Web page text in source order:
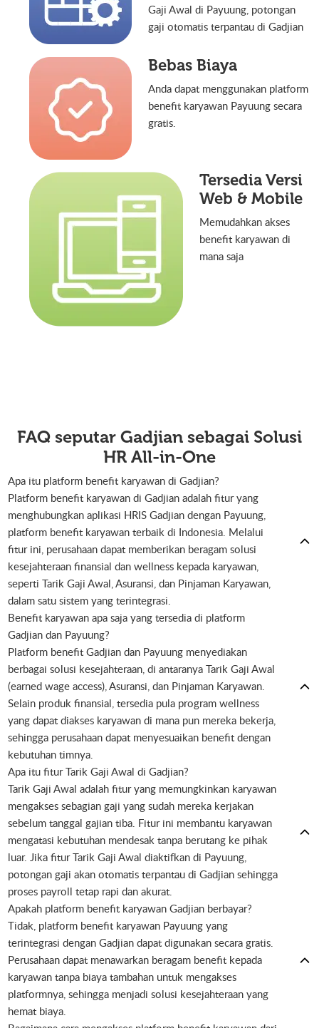
Gaji Awal di Payuung, potongan
gaji otomatis terpantau di Gadjian
Bebas Biaya
Anda dapat menggunakan platform
benefit karyawan Payuung secara
gratis.
Tersedia Versi
Web & Mobile
Memudahkan akses
benefit karyawan di
mana saja
FAQ seputar Gadjian sebagai Solusi
HR All-in-One
Apa itu platform benefit karyawan di Gadjian?
Platform benefit karyawan di Gadjian adalah fitur yang
menghubungkan aplikasi HRIS Gadjian dengan Payuung,
platform benefit karyawan terbaik di Indonesia. Melalui
fitur ini, perusahaan dapat memberikan beragam solusi
kesejahteraan finansial dan wellness kepada karyawan,
seperti Tarik Gaji Awal, Asuransi, dan Pinjaman Karyawan,
dalam satu sistem yang terintegrasi.
Benefit karyawan apa saja yang tersedia di platform
Gadjian dan Payuung?
Platform benefit Gadjian dan Payuung menyediakan
berbagai solusi kesejahteraan, di antaranya Tarik Gaji Awal
(earned wage access), Asuransi, dan Pinjaman Karyawan.
Selain produk finansial, tersedia pula program wellness
yang dapat diakses karyawan di mana pun mereka bekerja,
sehingga perusahaan dapat menyesuaikan benefit dengan
kebutuhan timnya.
Apa itu fitur Tarik Gaji Awal di Gadjian?
Tarik Gaji Awal adalah fitur yang memungkinkan karyawan
mengakses sebagian gaji yang sudah mereka kerjakan
sebelum tanggal gajian tiba. Fitur ini membantu karyawan
mengatasi kebutuhan mendesak tanpa berutang ke pihak
luar. Jika fitur Tarik Gaji Awal diaktifkan di Payuung,
potongan gaji akan otomatis terpantau di Gadjian sehingga
proses payroll tetap rapi dan akurat.
Apakah platform benefit karyawan Gadjian berbayar?
Tidak, platform benefit karyawan Payuung yang
terintegrasi dengan Gadjian dapat digunakan secara gratis.
Perusahaan dapat menawarkan beragam benefit kepada
karyawan tanpa biaya tambahan untuk mengakses
platformnya, sehingga menjadi solusi kesejahteraan yang
hemat biaya.